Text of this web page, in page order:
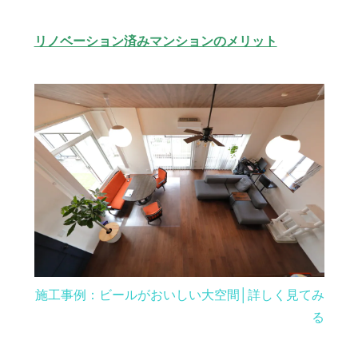
リノベーション済みマンションのメリット
施工事例：ビールがおいしい大空間│詳しく見てみ
る